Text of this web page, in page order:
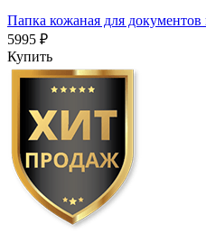
Папка кожаная для
5995 ₽
Купить